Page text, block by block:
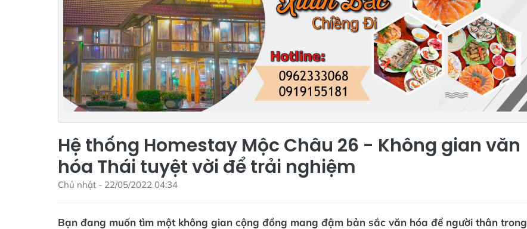
Hệ thống Homestay Mộc Châu 26 - Không gian văn
hóa Thái tuyệt vời để trải nghiệm
Chủ nhật - 22/05/2022 04:34
Bạn đang muốn tìm một không gian cộng đồng mang đậm bản sắc văn hóa để người thân trong